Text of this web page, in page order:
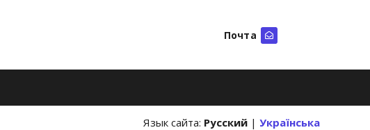
Почта
Язык сайта: Русский | Українська